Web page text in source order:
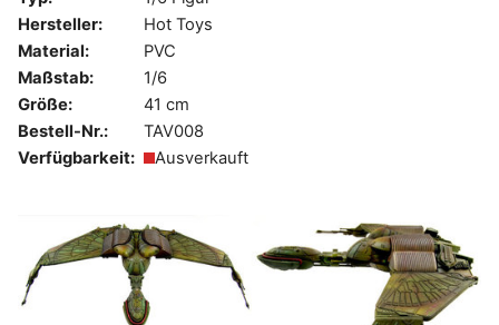
Hersteller:
Hot Toys
Material:
PVC
Maßstab:
1/6
Größe:
41 cm
Bestell-Nr.:
TAV008
Verfügbarkeit:
Ausverkauft